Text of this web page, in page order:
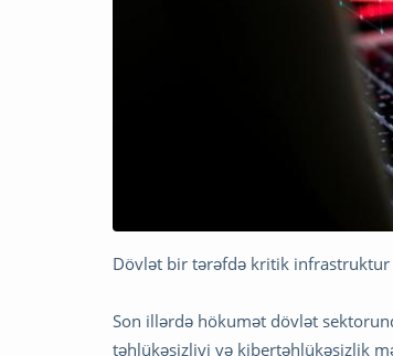
Dövlət bir tərəfdə kritik infrastruktur
Son illərdə hökumət dövlət
təhlükəsizliyi və kibertəhlükəsizlik